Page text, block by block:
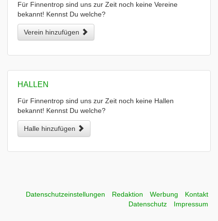
Für Finnentrop sind uns zur Zeit noch keine Vereine
bekannt! Kennst Du welche?
Verein hinzufügen
HALLEN
Für Finnentrop sind uns zur Zeit noch keine Hallen
bekannt! Kennst Du welche?
Halle hinzufügen
Datenschutzeinstellungen Redaktion Werbung
Kontakt
Datenschutz
Impressum